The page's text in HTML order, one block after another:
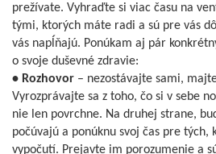
prežívate. Vyhraďte si viac času na
tými, ktorých máte radi a sú pre vás
vás napĺňajú. Ponúkam aj pár
o svoje duševné zdravie:
• Rozhovor – nezostávajte sami,
Vyrozprávajte sa z toho, čo si v sebe
nie len povrchne. Na druhej strane,
počúvajú a ponúknu svoj čas pre
vypočutí. Prejavte im porozumenie a